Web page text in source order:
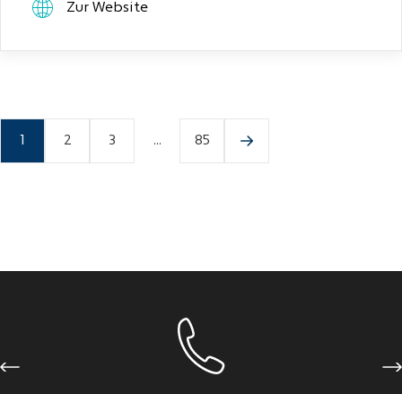
Zur Website
2 3 ... 85
Previous